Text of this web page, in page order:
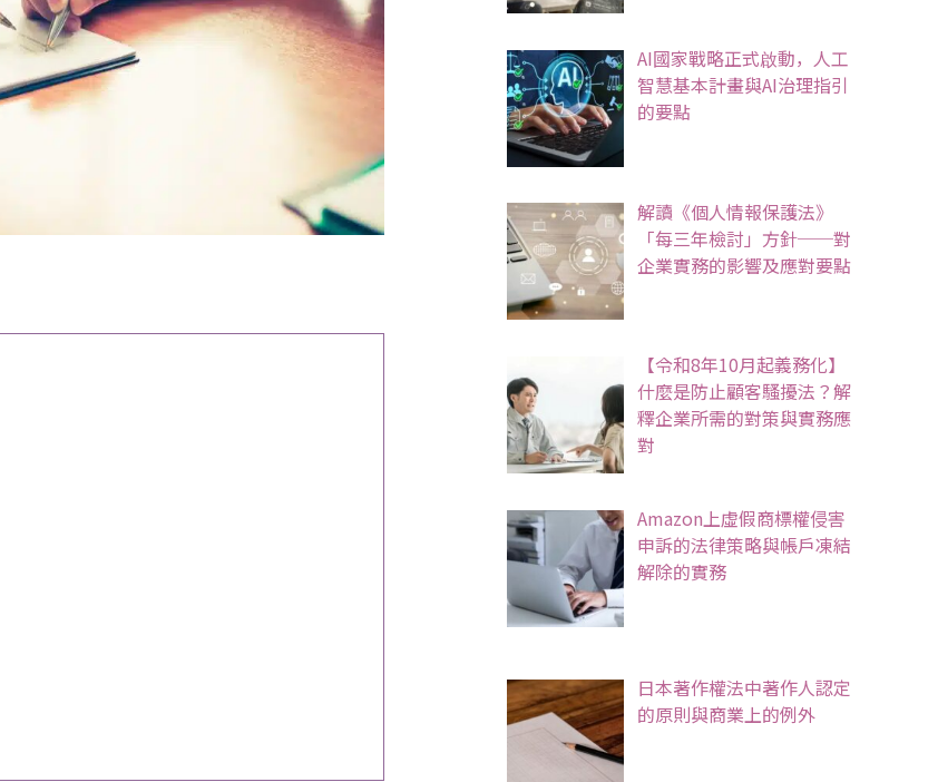
AI國家戰略正式啟動，人工
智慧基本計畫與AI治理指引
的要點
解讀《個人情報保護法》
「每三年檢討」方針──對
企業實務的影響及應對要點
【令和8年10月起義務化】
什麼是防止顧客騷擾法？解
釋企業所需的對策與實務應
對
Amazon上虛假商標權侵害
申訴的法律策略與帳戶凍結
解除的實務
日本著作權法中著作人認定
的原則與商業上的例外